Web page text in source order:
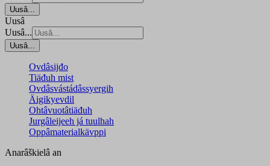
Uusâ...
Uusâ
Uusâ...
Uusâ...
Ovdâsijđo
Tiäđuh mist
Ovdâsvástádâssyergih
Äigikyevdil
Ohtâvuotâtiäđuh
Jurgâleijeeh já tuulhah
Oppâmaterialkävppi
Anarâškielâ an